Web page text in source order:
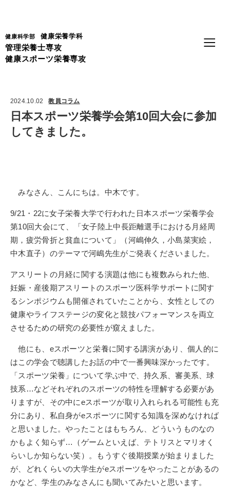
健康科学部 健康栄養学科
管理栄養士専攻
健康スポーツ栄養専攻
2024.10.02 教員コラム
日本スポーツ栄養学会第10回大会に参加
してきました。
みなさん、こんにちは。中木です。
9/21・ 22に女子栄養大学で行われた日本スポーツ栄養学会
第10回大会にて、「女子陸上中長距離選手における月経周
期，疲労骨折と貧血について」（河嶋伸久，小島菜実絵，
中木直子）のテーマで河嶋先生がご発表くださいました。
アスリートの月経に関する演題は他にも複数みられた他、
妊娠・産後期アスリートのスポーツ医科学サポートに関す
るシンポジウムも開催されていたことから、女性としての
健康やライフステージの変化と競技パフォーマンスを両立
させるための研究の必要性が窺えました。
他にも、 eスポーツと栄養に関する講演があり、個人的に
はこの学会で聴講したお話の中で一番興味深かったです。
「スポーツ栄養」について学ぶ中で、持久系、審美系、球
技系…などそれぞれのスポーツの特性を理解する必要があ
りますが、その中にeスポーツが取り入れられる可能性も充
分にあり、私自身がeスポーツに関する知識を深めなければ
と思いました。やったことはもちろん、どういうものなの
かもよく知らず…（ゲームといえば、テトリスとマリオく
らいしか知らない笑）。もうすぐ後期授業が始まりました
が、どれくらいの大学生がeスポーツをやったことがあるの
かなど、学生のみなさんにも聞いてみたいと思います。